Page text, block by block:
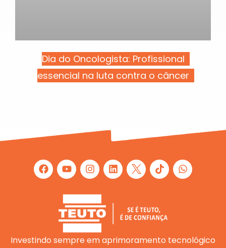
Dia do Oncologista: Profissional
essencial na luta contra o câncer
F
a
c
Y
o
u
t
u
b
e
I
n
s
t
a
g
r
a
m
L
i
n
e
i
W
h
a
Investindo sempre em aprimoramento tecnológico